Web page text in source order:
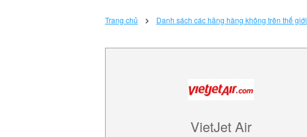
Trang chủ Danh sách các hãng hàng không trên thế giới
VietJet Air